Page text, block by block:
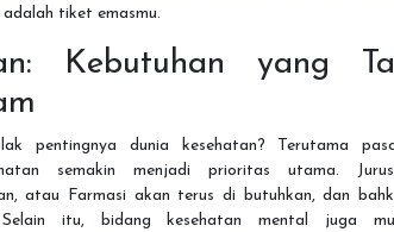
tiket emasmu.
Kebutuhan yang
pentingnya dunia kesehatan? Terutama
semakin menjadi prioritas utama.
atau Farmasi akan terus di butuhkan, dan
Selain itu, bidang kesehatan mental juga